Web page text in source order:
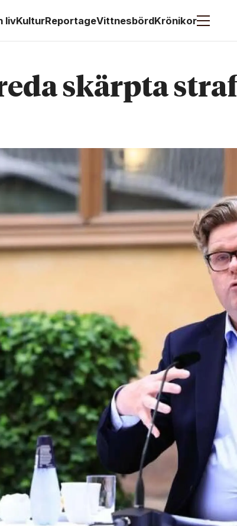
livKulturReportageVittnesbördKrönikor
skärpta